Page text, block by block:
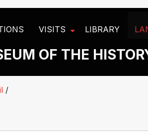
VISITS LIBRARY
OF THE
/